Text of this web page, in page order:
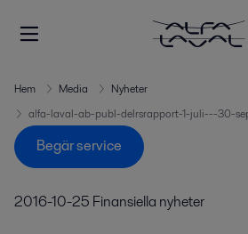
Hem Media
Nyheter
alfa-laval-ab-publ-delrsrapport-1-juli---30-
Begär service
2016-10-25 Finansiella nyheter